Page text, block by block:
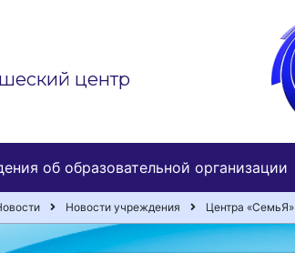
центр
об образовательной организации
Новости учреждения Центра «СемьЯ»